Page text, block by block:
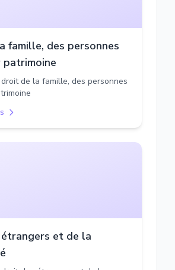
famille, des personnes
de la famille, des personnes
et de la